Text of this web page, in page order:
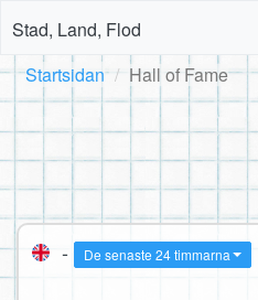
Stad, Land, Flod
Startsidan Hall of Fame
- De senaste 24 timmarna